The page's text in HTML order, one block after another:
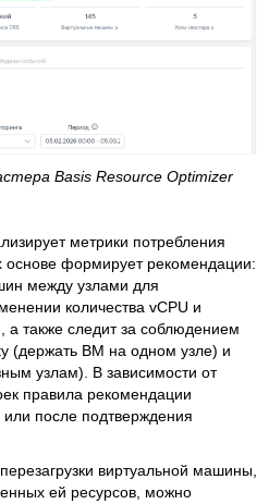
Basis Resource Optimizer
метрики потребления
основе формирует рекомендации:
между узлами для
количества vCPU и
также следит за соблюдением
(держать ВМ на одном узле) и
узлам). В зависимости от
правила рекомендации
после подтверждения
виртуальной машины,
ей ресурсов, можно